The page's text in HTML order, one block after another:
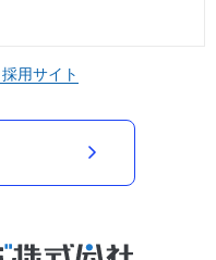
採用サイト